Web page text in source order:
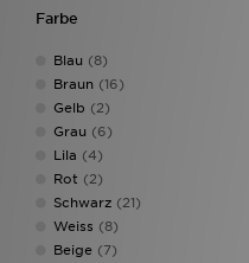
40.5
41.5(27)
42(53)
43(27)
43.5(3)
44.5(8)
46(3)
47.5(3)
48.5(2)
Farbe
Blau (8)
Braun (16)
Gelb (2)
Grau (6)
Lila (4)
Rot (2)
Schwarz (21)
Weiss (8)
Beige (7)